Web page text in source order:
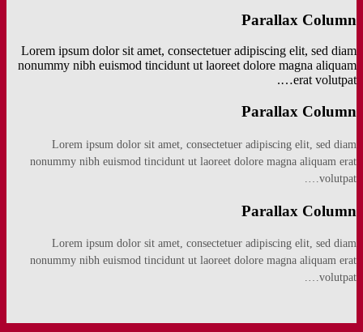
Parallax Column
Lorem ipsum dolor sit amet, consectetuer adipiscing elit, sed diam
nonummy nibh euismod tincidunt ut laoreet dolore magna aliquam
erat volutpat….
Parallax Column
Lorem ipsum dolor sit amet, consectetuer adipiscing elit, sed diam
nonummy nibh euismod tincidunt ut laoreet dolore magna aliquam erat
volutpat….
Parallax Column
Lorem ipsum dolor sit amet, consectetuer adipiscing elit, sed diam
nonummy nibh euismod tincidunt ut laoreet dolore magna aliquam erat
volutpat….